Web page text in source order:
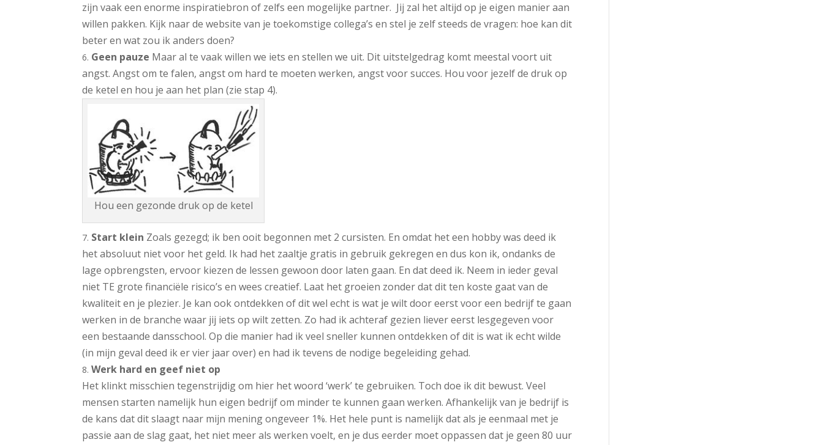
zijn vaak een enorme inspiratiebron of zelfs een mogelijke partner. Jij zal het altijd op je eigen manier aan
willen pakken. Kijk naar de website van je toekomstige collega’s en stel je zelf steeds de vragen: hoe kan dit
beter en wat zou ik anders doen?
Geen pauze Maar al te vaak willen we iets en stellen we uit. Dit uitstelgedrag komt meestal voort uit
angst. Angst om te falen, angst om hard te moeten werken, angst voor succes. Hou voor jezelf de druk op
de ketel en hou je aan het plan (zie stap 4).
Hou een gezonde druk op de ketel
Start klein Zoals gezegd; ik ben ooit begonnen met 2 cursisten. En omdat het een hobby was deed ik
het absoluut niet voor het geld. Ik had het zaaltje gratis in gebruik gekregen en dus kon ik, ondanks de
lage opbrengsten, ervoor kiezen de lessen gewoon door laten gaan. En dat deed ik. Neem in ieder geval
niet TE grote financiële risico’s en wees creatief. Laat het groeien zonder dat dit ten koste gaat van de
kwaliteit en je plezier. Je kan ook ontdekken of dit wel echt is wat je wilt door eerst voor een bedrijf te gaan
werken in de branche waar jij iets op wilt zetten. Zo had ik achteraf gezien liever eerst lesgegeven voor
een bestaande dansschool. Op die manier had ik veel sneller kunnen ontdekken of dit is wat ik echt wilde
(in mijn geval deed ik er vier jaar over) en had ik tevens de nodige begeleiding gehad.
Werk hard en geef niet op
Het klinkt misschien tegenstrijdig om hier het woord ‘werk’ te gebruiken. Toch doe ik dit bewust. Veel
mensen starten namelijk hun eigen bedrijf om minder te kunnen gaan werken. Afhankelijk van je bedrijf is
de kans dat dit slaagt naar mijn mening ongeveer 1%. Het hele punt is namelijk dat als je eenmaal met je
passie aan de slag gaat, het niet meer als werken voelt, en je dus eerder moet oppassen dat je geen 80 uur